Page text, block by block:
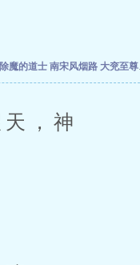
魔的道士 南宋风烟路 大兖至尊路
，神